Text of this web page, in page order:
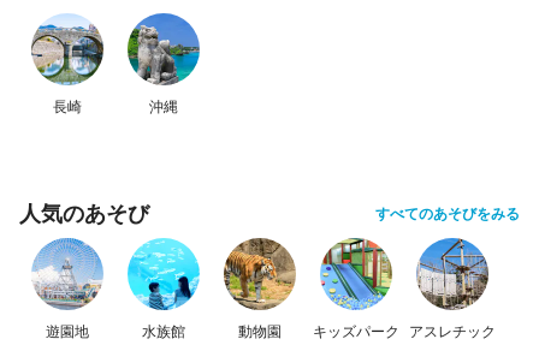
長崎 沖縄
人気のあそび すべてのあそびをみる
遊園地 水族館 動物園 キッズパーク アスレチック